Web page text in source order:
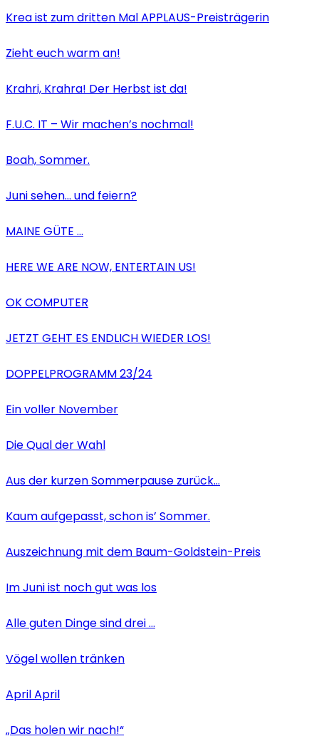
Krea ist zum dritten Mal APPLAUS-Preisträgerin
Zieht euch warm an!
Krahri, Krahra! Der Herbst ist da!
F.U.C. IT – Wir machen’s nochmal!
Boah, Sommer.
Juni sehen… und feiern?
MAINE GÜTE …
HERE WE ARE NOW, ENTERTAIN US!
OK COMPUTER
JETZT GEHT ES ENDLICH WIEDER LOS!
DOPPELPROGRAMM 23/24
Ein voller November
Die Qual der Wahl
Aus der kurzen Sommerpause zurück…
Kaum aufgepasst, schon is’ Sommer.
Auszeichnung mit dem Baum-Goldstein-Preis
Im Juni ist noch gut was los
Alle guten Dinge sind drei …
Vögel wollen tränken
April April
„Das holen wir nach!“